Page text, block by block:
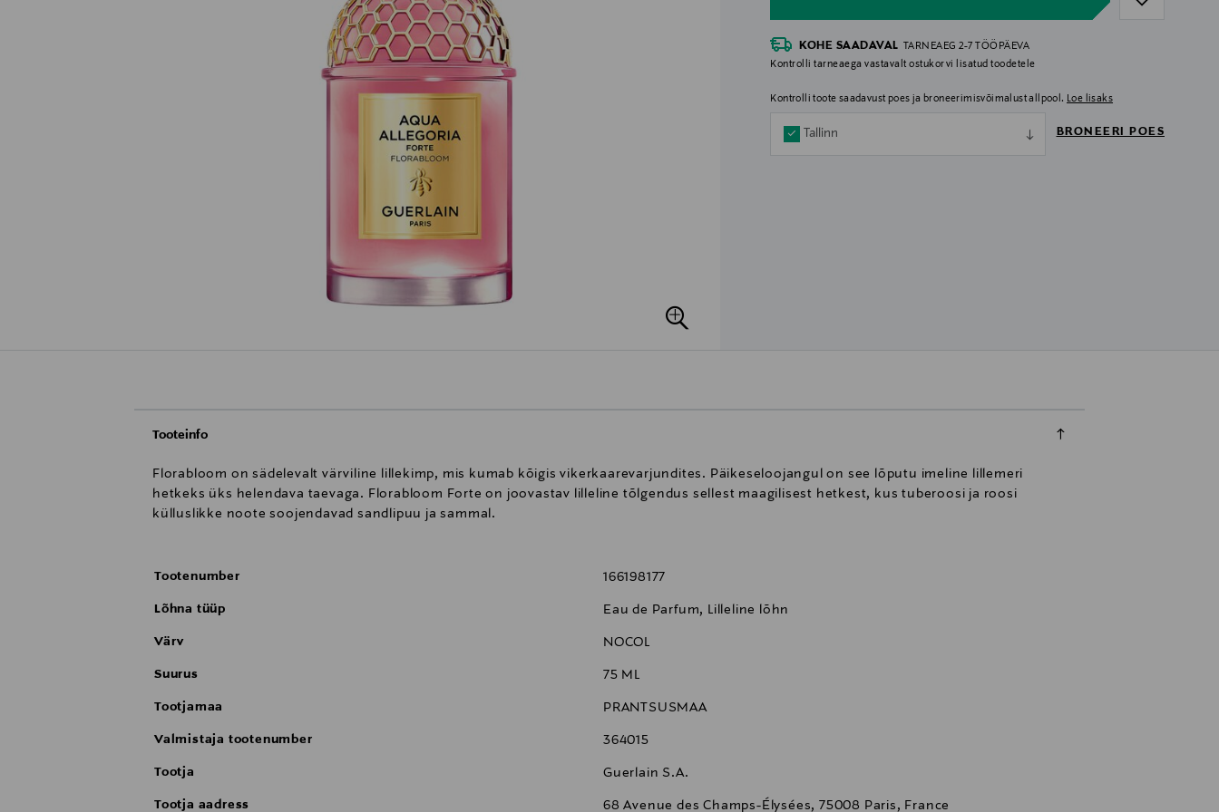
KOHE SAADAVAL TARNEAEG 2-7 TÖÖPÄEVA
Kontrolli tarneaega vastavalt ostukorvi lisatud toodetele
Kontrolli toote saadavust poes ja broneerimisvõimalust allpool. Loe lisaks
Tallinn BRONEERI POES
Tooteinfo
Florabloom on sädelevalt värviline lillekimp, mis kumab kõigis vikerkaarevarjundites. Päikeseloojangul on see lõputu imeline lillemeri
hetkeks üks helendava taevaga. Florabloom Forte on joovastav lilleline tõlgendus sellest maagilisest hetkest, kus tuberoosi ja roosi
külluslikke noote soojendavad sandlipuu ja sammal.
Tootenumber 166198177
Lõhna tüüp Eau de Parfum, Lilleline lõhn
Värv NOCOL
Suurus 75 ML
Tootjamaa PRANTSUSMAA
Valmistaja tootenumber 364015
Tootja Guerlain S.A.
Tootja aadress 68 Avenue des Champs-Élysées, 75008 Paris, France